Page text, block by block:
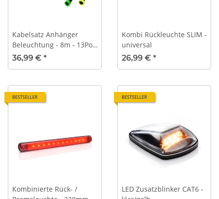
Kabelsatz Anhänger
Beleuchtung - 8m - 13Pol
- 5P Bajonett -
36,99 € *
Kombi Rückleuchte SLIM -
universal
26,99 € *
BESTSELLER
Kombinierte Rück- /
BESTSELLER
LED Zusatzblinker CAT6 -